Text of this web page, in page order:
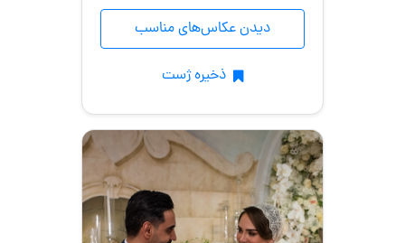
دیدن عکاس‌های مناسب
ذخیره ژست